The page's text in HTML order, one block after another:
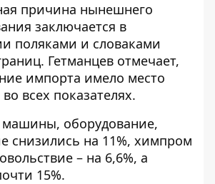
причина нынешнего
заключается в
поляками и словаками
Гетманцев отмечает,
импорта имело место
всех показателях.
машины, оборудование,
снизились на 11%, химпром
– на 6,6%, а
15%.